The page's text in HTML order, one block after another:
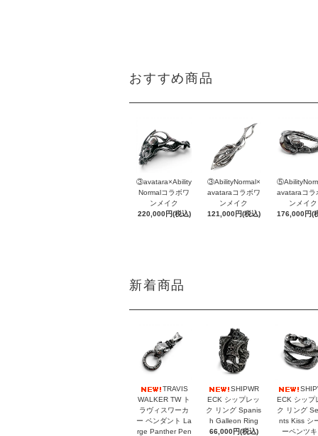
おすすめ商品
③avatara×Ability
Normalコラボワ
ンメイク
220,000円(税込)
③AbilityNormal×
avataraコラボワ
ンメイク
121,000円(税込)
avataraコラ
ンメイク
176,000円(
新着商品
TRAVIS
WALKER TW ト
ラヴィスワーカ
ー ペンダント La
rge Panther Pen
SHIPWR
ECK シップレッ
ク リング Spanis
h Galleon Ring
66,000円(税込)
ECK シップ
ク リング
nts Kiss シ
ーペンツ